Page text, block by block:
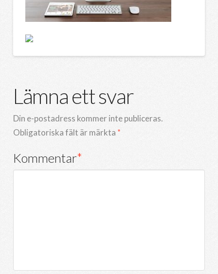
Lämna ett svar
Din e-postadress kommer inte publiceras.
Obligatoriska fält är märkta *
Kommentar*